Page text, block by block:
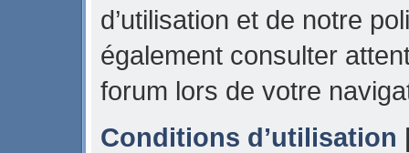
d’utilisation et de notre
également consulter
forum lors de votre
Conditions d’utilisation